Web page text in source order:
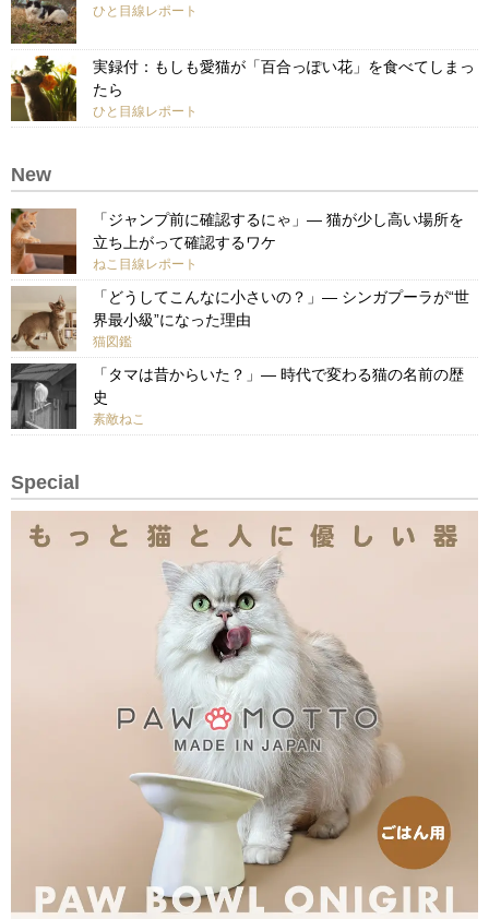
ひと目線レポート
実録付：もしも愛猫が「百合っぽい花」を食べてしまっ
たら
ひと目線レポート
New
「ジャンプ前に確認するにゃ」— 猫が少し高い場所を
立ち上がって確認するワケ
ねこ目線レポート
「どうしてこんなに小さいの？」— シンガプーラが“世
界最小級”になった理由
猫図鑑
「タマは昔からいた？」— 時代で変わる猫の名前の歴
史
素敵ねこ
Special